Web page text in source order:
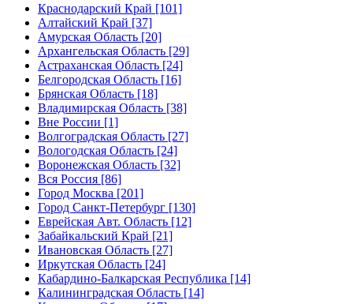
Краснодарский Край [101]
Алтайский Край [37]
Амурская Область [20]
Архангельская Область [29]
Астраханская Область [24]
Белгородская Область [16]
Брянская Область [18]
Владимирская Область [38]
Вне России [1]
Волгоградская Область [27]
Вологодская Область [24]
Воронежская Область [32]
Вся Россия [86]
Город Москва [201]
Город Санкт-Петербург [130]
Еврейская Авт. Область [12]
Забайкальский Край [21]
Ивановская Область [27]
Иркутская Область [24]
Кабардино-Балкарская Республика [14]
Калининградская Область [14]